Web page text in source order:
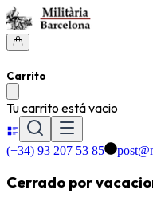
Carrito
Tu carrito está vacio
(+34) 93 207 53 85
Cerrado por